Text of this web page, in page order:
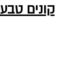
קונים